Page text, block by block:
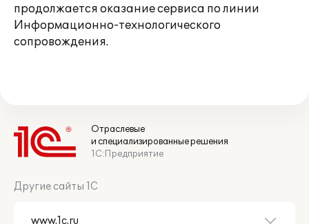
продолжается оказание сервиса по линии
Информационно-технологического
сопровождения.
Отраслевые
и специализированные решения
1С:Предприятие
Другие сайты 1С